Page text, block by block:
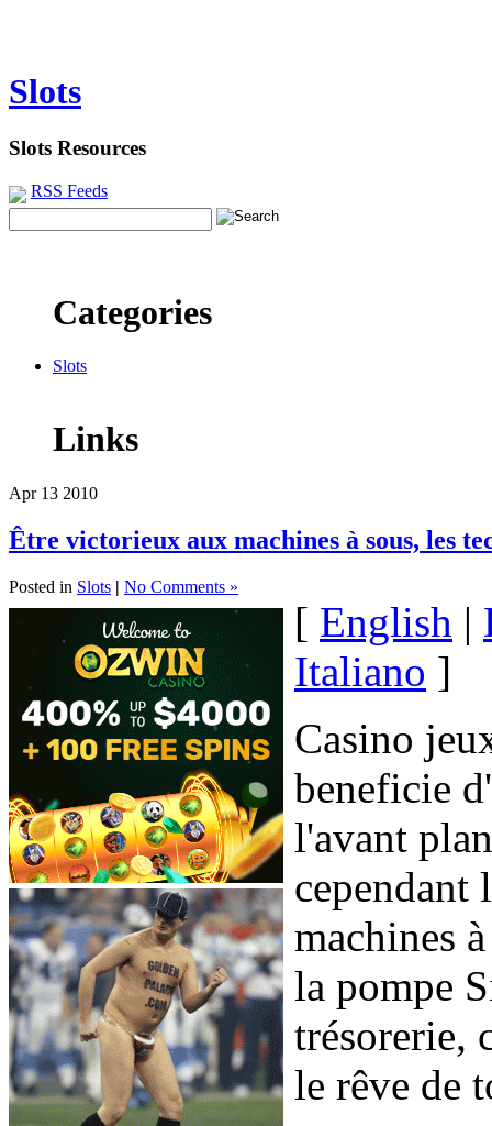
Slots
Slots Resources
RSS Feeds
Categories
Slots
Links
Apr 13 2010
Être victorieux aux machines à sous, les
Posted in Slots | No Comments »
[ English |
Italiano ]
Casino
beneficie
l'avant
cependant
machines
la pompe
trésorerie,
le rêve de